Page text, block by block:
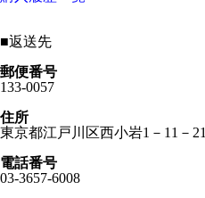
■返送先
郵便番号
133-0057
住所
東京都江戸川区西小岩1－11－21
電話番号
03-3657-6008